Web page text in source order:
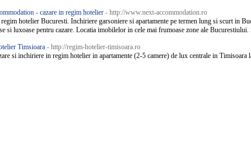
- cazare in regim hotelier - http://www.next-accommodation.ro
regim hotelier Bucuresti. Inchiriere garsoniere si apartamente pe termen lung si scurt in
si luxoase pentru cazare. Locatia imobilelor in cele mai frumoase zone ale
Timsioara - http://regim-hotelier-timisoara.ro
si inchiriere in regim hotelier in apartamente (2-5 camere) de lux centrale in Timisoara